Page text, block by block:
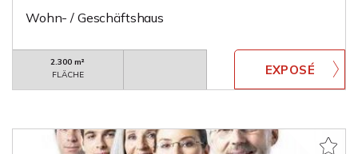
Wohn- / Geschäftshaus
2.300 m²
FLÄCHE